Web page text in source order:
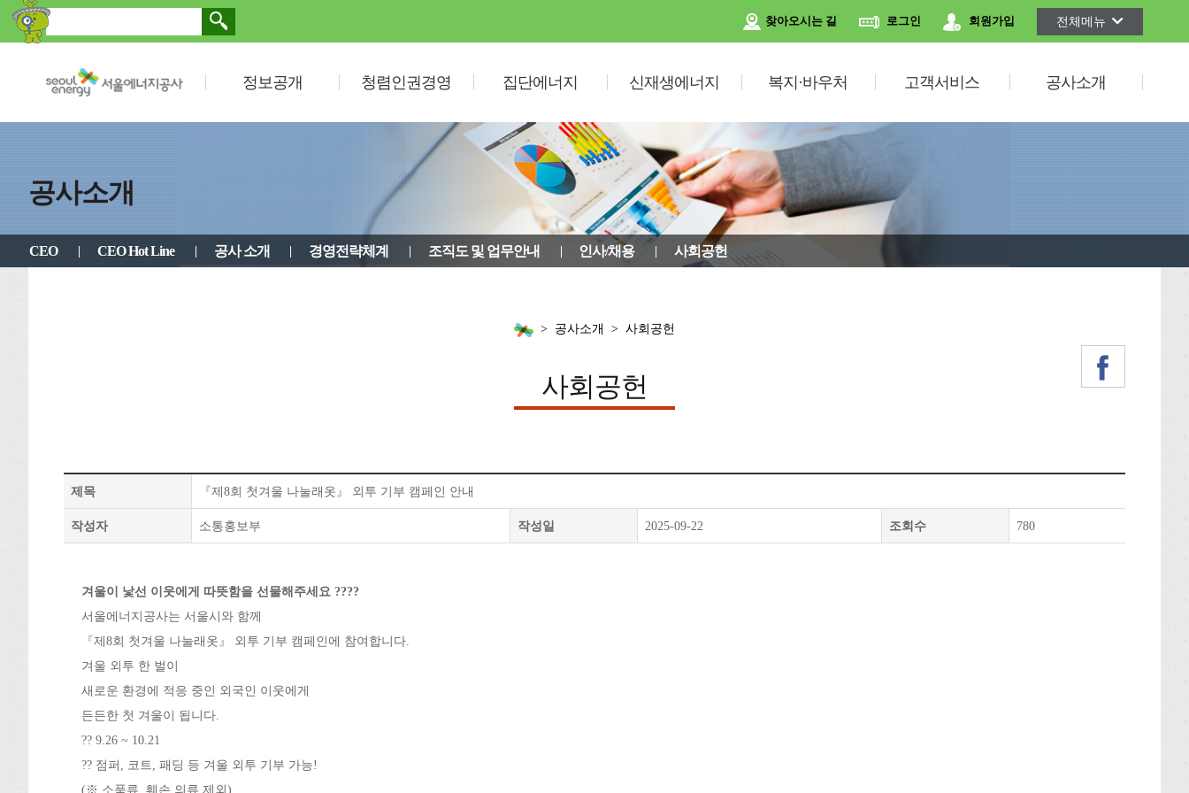
찾아오시는 길 로그인 회원가입 전체메뉴
정보공개 청렴인권경영 집단에너지 신재생에너지 복지·바우처 고객서비스 공사소개
공사소개
CEO CEO Hot Line 공사 소개 경영전략체계 조직도 및 업무안내 인사/채용 사회공헌
공사소개 사회공헌
사회공헌
제목 『제8회 첫겨울 나눌래옷』 외투 기부 캠페인 안내
작성자 소통홍보부 작성일 2025-09-22 조회수 780
겨울이 낯선 이웃에게 따뜻함을 선물해주세요 ????
서울에너지공사는 서울시와 함께
『제8회 첫겨울 나눌래옷』 외투 기부 캠페인에 참여합니다.
겨울 외투 한 벌이
새로운 환경에 적응 중인 외국인 이웃에게
든든한 첫 겨울이 됩니다.
?? 9.26 ~ 10.21
?? 점퍼, 코트, 패딩 등 겨울 외투 기부 가능!
(※ 소품류, 훼손 의류 제외)